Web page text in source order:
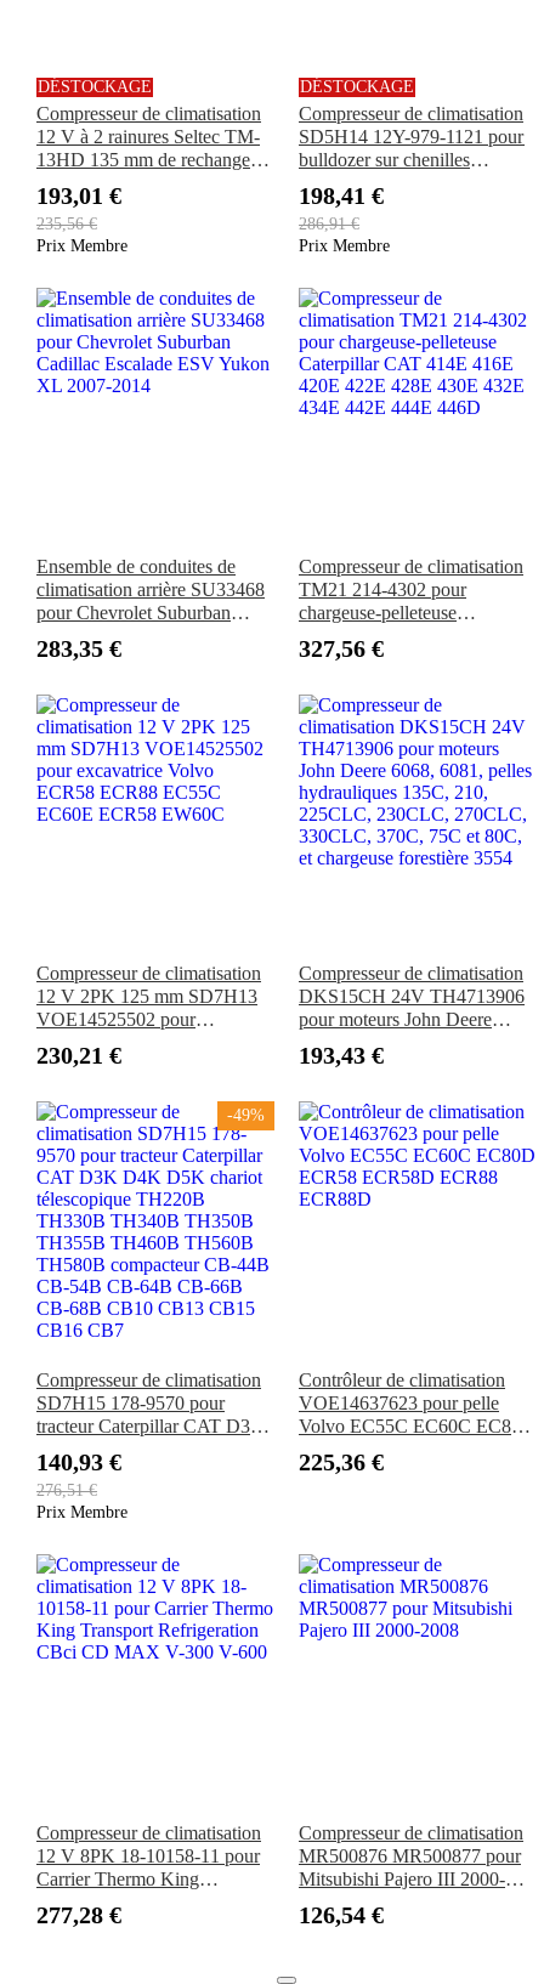
DÉSTOCKAGE
Compresseur de climatisation
12 V à 2 rainures Seltec TM-
13HD 135 mm de rechange
137838 102-574 pour tracteur,
andaineur, chargeur
télescopique, pulvérisateur
193,01 €
235,56 €
Prix Membre
DÉSTOCKAGE
Compresseur de climatisation
SD5H14 12Y-979-1121 pour
bulldozer sur chenilles
22
198,41 €
286,91 €
Prix Membre
Ensemble de conduites de
climatisation arrière SU33468
pour Chevrolet Suburban
XL 2007-2014
283,35 €
Compresseur de climatisation
TM21 214-4302 pour
chargeuse-pelleteuse
420E 422E 428E 430E 432E
327,56 €
Compresseur de climatisation
12 V 2PK 125 mm SD7H13
VOE14525502 pour
ECR88 EC55C EC60E
230,21 €
Compresseur de climatisation
DKS15CH 24V TH4713906
pour moteurs John Deere
hydrauliques 135C, 210,
330CLC, 370C, 75C et 80C,
et chargeuse forestière 3554
193,43 €
-49%
Compresseur de climatisation
SD7H15 178-9570 pour
tracteur Caterpillar CAT D3K
télescopique TH220B
TH330B TH340B TH350B
TH355B TH460B TH560B
CB-54B CB-64B CB-66B
CB-68B CB10 CB13 CB15
CB16 CB7
140,93 €
276,51 €
Prix Membre
Contrôleur de climatisation
VOE14637623 pour pelle
Volvo EC55C EC60C EC80D
ECR88D
225,36 €
Compresseur de climatisation
12 V 8PK 18-10158-11 pour
Carrier Thermo King
CD MAX V-300 V-600
277,28 €
Compresseur de climatisation
MR500876 MR500877 pour
Mitsubishi Pajero III 2000-
126,54 €